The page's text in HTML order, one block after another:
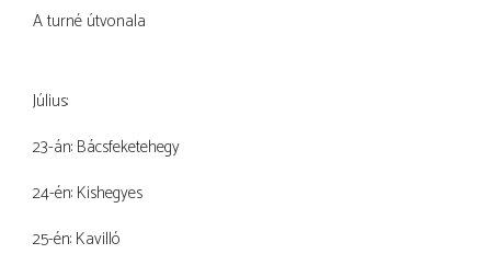
A turné útvonala
Július:
23-án: Bácsfeketehegy
24-én: Kishegyes
25-én: Kavilló